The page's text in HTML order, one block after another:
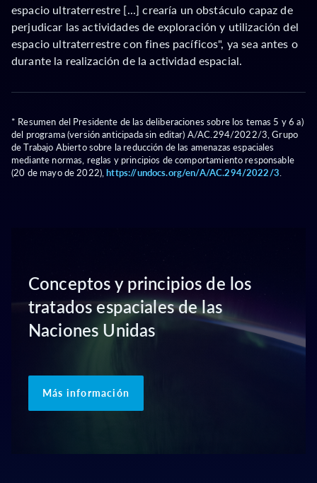
espacio ultraterrestre [...] crearía un obstáculo capaz de
perjudicar las actividades de exploración y utilización del
espacio ultraterrestre con fines pacíficos", ya sea antes o
durante la realización de la actividad espacial.
* Resumen del Presidente de las deliberaciones sobre los temas 5 y 6 a)
del programa (versión anticipada sin editar) A/AC.294/2022/3, Grupo
de Trabajo Abierto sobre la reducción de las amenazas espaciales
mediante normas, reglas y principios de comportamiento responsable
(20 de mayo de 2022),https://undocs.org/en/A/AC.294/2022/3
Conceptos y principios de los
tratados espaciales de las
Naciones Unidas
Más información